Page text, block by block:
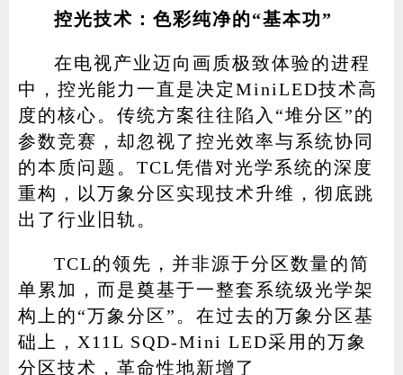
控光技术：色彩纯净的“基本功”
在电视产业迈向画质极致体验的进程
中，控光能力一直是决定MiniLED技术高
度的核心。传统方案往往陷入“堆分区”的
参数竞赛，却忽视了控光效率与系统协同
的本质问题。TCL凭借对光学系统的深度
重构，以万象分区实现技术升维，彻底跳
出了行业旧轨。
TCL的领先，并非源于分区数量的简
单累加，而是奠基于一整套系统级光学架
构上的“万象分区”。在过去的万象分区基
础上，X11L SQD-Mini LED采用的万象
分区技术，革命性地新增了